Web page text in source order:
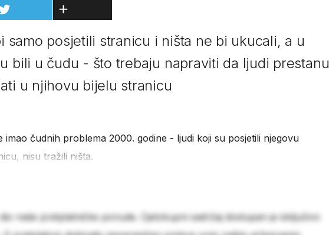
samo posjetili stranicu i ništa ne bi ukucali, a u
bili u čudu - što trebaju napraviti da ljudi prestanu
u njihovu bijelu stranicu
imao čudnih problema 2000. godine - ljudi koji su posjetili njegovu
nisu tražili ništa.
dio naše pretplatničke ponude. Cjelokupni sadržaj dostupan je isključivo